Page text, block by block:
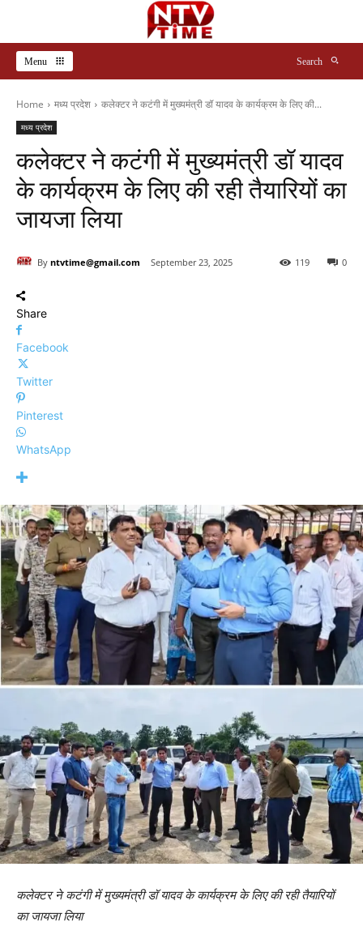
Menu Search
Home मध्य प्रदेश कलेक्टर ने कटंगी में मुख्यमंत्री डॉ यादव के कार्यक्रम के लिए की...
मध्य प्रदेश
कलेक्टर ने कटंगी में मुख्यमंत्री डॉ यादव
के कार्यक्रम के लिए की रही तैयारियों का
जायजा लिया
By ntvtime@gmail.com September 23, 2025 0
119
Share
Facebook
Twitter
Pinterest
WhatsApp
कलेक्टर ने कटंगी में मुख्यमंत्री डॉ यादव के कार्यक्रम के लिए की रही तैयारियों
का जायजा लिया